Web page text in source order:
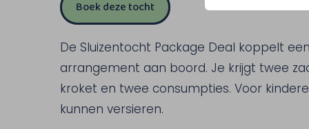
Boek deze tocht
De Sluizentocht Package Deal koppelt
arrangement aan boord. Je krijgt twee
kroket en twee consumpties. Voor
kunnen versieren.